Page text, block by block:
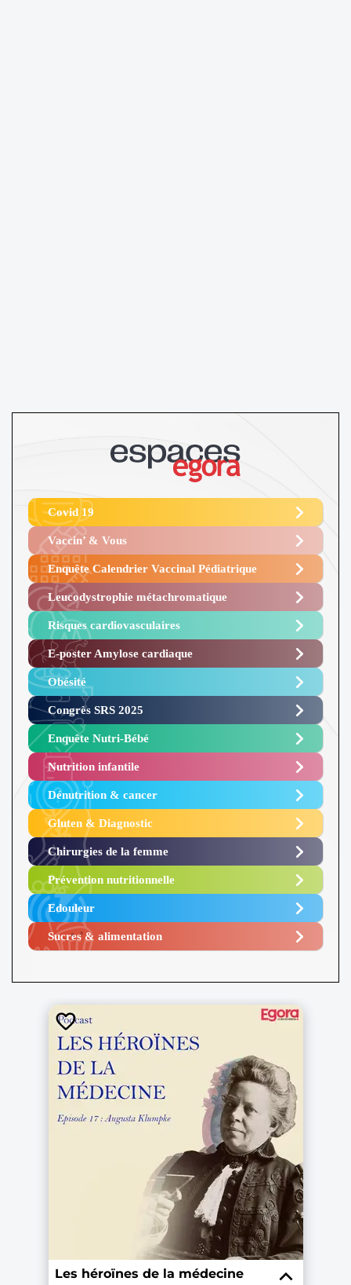
Covid 19
Vaccin’ & Vous
Enquête Calendrier Vaccinal Pédiatrique
Leucodystrophie métachromatique
Risques cardiovasculaires
E-poster Amylose cardiaque ​
Obésité ​
Congrès SRS 2025 ​
Enquête Nutri-Bébé ​
Nutrition infantile
Dénutrition & cancer
Gluten & Diagnostic
Chirurgies de la femme
Prévention nutritionnelle
Edouleur​
Sucres & alimentation​